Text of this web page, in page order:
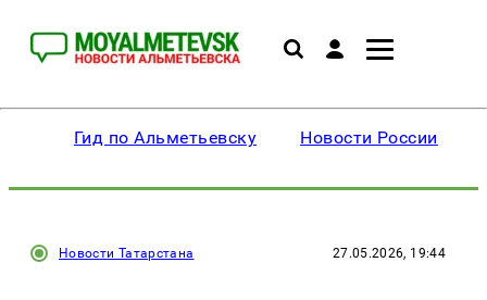
Гид по Альметьевску Новости России
Новости Татарстана 27.05.2026, 19:44